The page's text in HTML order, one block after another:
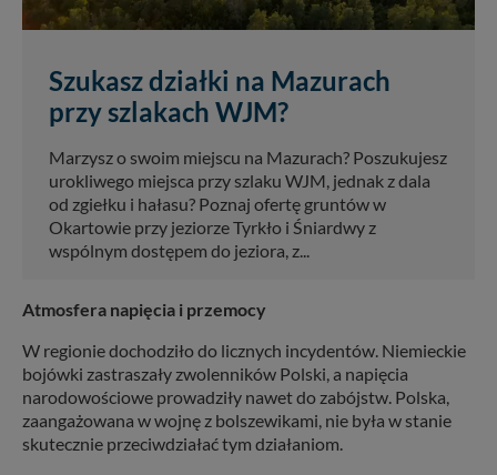
Szukasz działki na Mazurach
przy szlakach WJM?
Marzysz o swoim miejscu na Mazurach? Poszukujesz
urokliwego miejsca przy szlaku WJM, jednak z dala
od zgiełku i hałasu? Poznaj ofertę gruntów w
Okartowie przy jeziorze Tyrkło i Śniardwy z
wspólnym dostępem do jeziora, z...
Atmosfera napięcia i przemocy
W regionie dochodziło do licznych incydentów. Niemieckie
bojówki zastraszały zwolenników Polski, a napięcia
narodowościowe prowadziły nawet do zabójstw. Polska,
zaangażowana w wojnę z bolszewikami, nie była w stanie
skutecznie przeciwdziałać tym działaniom.